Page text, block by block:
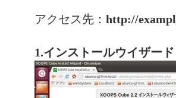
アクセス先： http://
1.インストールウイザード